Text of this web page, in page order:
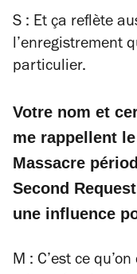
S : Et ça reflète
l’enregistrement
particulier.
Votre nom et
me rappellent
Massacre
Second
une influence
M : C’est ce